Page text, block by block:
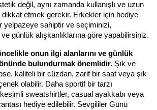
değil, aynı zamanda kullanışlı ve uzun
dikkat etmek gerekir. Erkekler için hediye
yelpazeye sahiptir ve seçiminizi,
günlük alışkanlıklarına göre yapabilirsiniz.
onun ilgi alanlarını ve günlük
bulundurmak önemlidir. Şık ve
kaliteli bir cüzdan, zarif bir saat veya şık
olabilir. Daha sportif bir tarzı
sweatshirtler, casual ayakkabı veya
hediye edilebilir. Sevgililer Günü